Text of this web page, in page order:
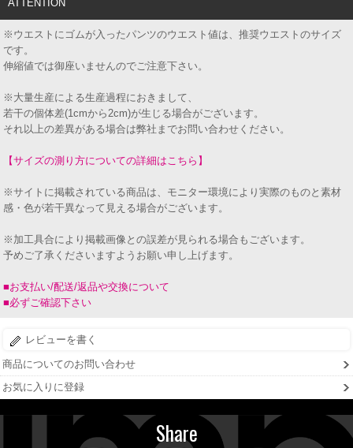
ATTENTION
※ウエストにゴムが入ったパンツのウエスト値は、推奨ウエストのサイズ
です。
伸縮値では御座いませんのでご注意下さい。
※大量生産による生産過程におきまして、
若干の個体差(1cmから2cm)が生じる場合がございます。
それ以上の差異がある場合は弊社までお問い合わせください。
【サイズの測り方についての詳細はこちら】
※サイトに掲載されている商品は、モニター環境により実際のものと素材
感・色が若干異なって見える場合がございます。
※加工具合により掲載画像との誤差が見られる場合もございます。
予めご了承くださいますようお願い申し上げます。
■お支払い/配送/返品や交換について
■必ずご確認下さい
レビューを書く
商品についてのお問い合わせ
お気に入りに登録
Share